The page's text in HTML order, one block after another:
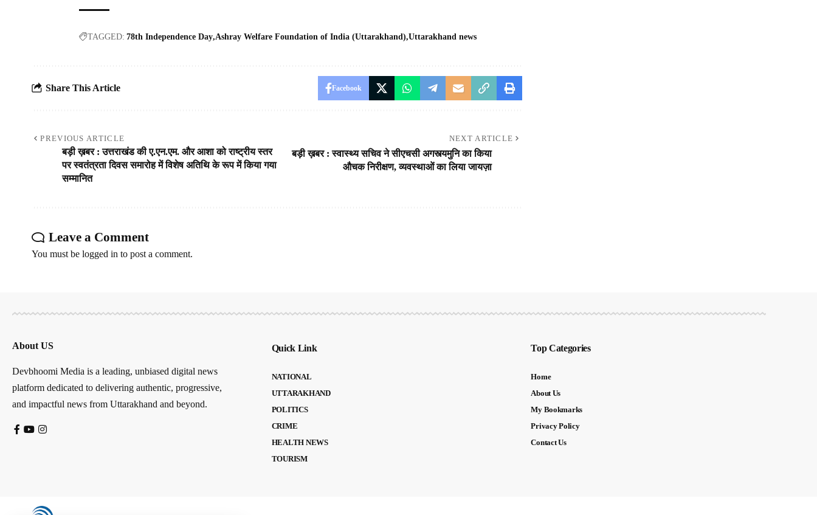
TAGGED: 78th Independence Day Ashray Welfare Foundation of India (Uttarakhand) Uttarakhand news
Share This Article Facebook
PREVIOUS ARTICLE
बड़ी ख़बर : उत्तराखंड की ए.एन.एम. और आशा को राष्ट्रीय स्तर
पर स्वतंत्रता दिवस समारोह में विशेष अतिथि के रूप में किया गया
सम्मानित
NEXT ARTICLE
बड़ी ख़बर : स्वास्थ्य सचिव ने सीएचसी अगस्त्यमुनि का किया
औचक निरीक्षण, व्यवस्थाओं का लिया जायज़ा
Leave a Comment
You must be logged in to post a comment.
About US
Devbhoomi Media is a leading, unbiased digital news
platform dedicated to delivering authentic, progressive,
and impactful news from Uttarakhand and beyond.
Quick Link
NATIONAL
UTTARAKHAND
POLITICS
CRIME
HEALTH NEWS
TOURISM
Top Categories
Home
About Us
My Bookmarks
Privacy Policy
Contact Us